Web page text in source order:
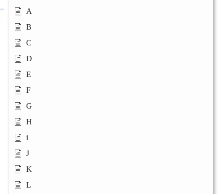
A
B
C
D
E
F
G
H
i
J
K
L